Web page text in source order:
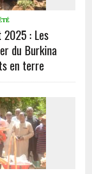
2025 : Les
du Burkina
en terre